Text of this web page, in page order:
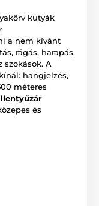
kutyák
a nem kívánt
rágás, harapás,
szokások. A
hangjelzés,
méteres
és